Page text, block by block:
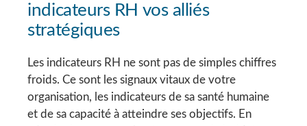
indicateurs RH vos alliés
stratégiques
Les indicateurs RH ne sont pas de simples chiffres
froids. Ce sont les signaux vitaux de votre
organisation, les indicateurs de sa santé humaine
et de sa capacité à atteindre ses objectifs. En